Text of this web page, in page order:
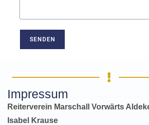
Impressum
Reiterverein Marschall Vorwärts
Isabel Krause